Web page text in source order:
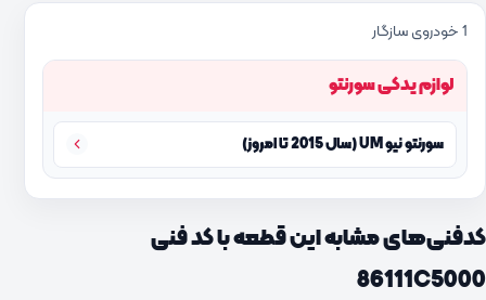
1 خودروی سازگار
لوازم یدکی سورنتو
سورنتو نیو UM (سال 2015 تا امروز)
کدفنی‌های مشابه این قطعه با کد فنی
86111C5000